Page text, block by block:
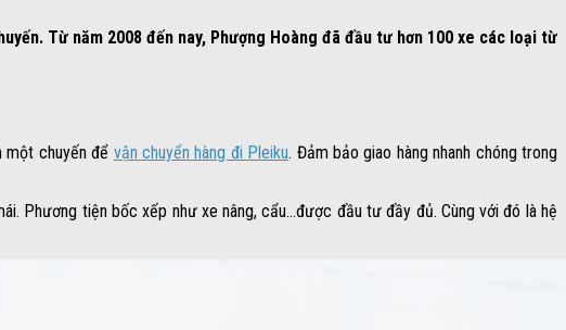
Từ năm 2008 đến nay, Phượng Hoàng đã đầu tư hơn 100 xe các loại từ
một chuyến để vận chuyển hàng đi Pleiku. Đảm bảo giao hàng nhanh chóng trong
Phương tiện bốc xếp như xe nâng, cẩu…được đầu tư đầy đủ. Cùng với đó là hệ